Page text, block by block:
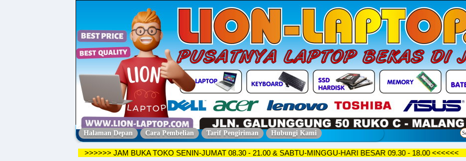
Halaman Depan Cara Pembelian Tarif Pengiriman Hubungi Kami
>>>>>> JAM BUKA TOKO SENIN-JUMAT 08.30 - 21.00 & SABTU-MINGGU-HARI BESAR 09.30 - 18.00 <<<<<<